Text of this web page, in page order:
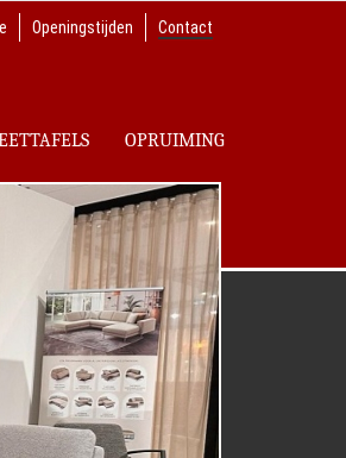
Openingstijden Contact
OPRUIMING